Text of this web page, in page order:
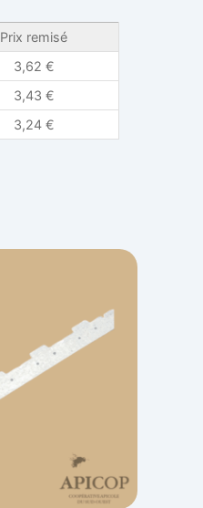
Prix remisé
3,62 €
3,43 €
3,24 €